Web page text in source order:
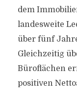
dem
landesweite
über fünf
Gleichzeitig
Büroflächen
positiven